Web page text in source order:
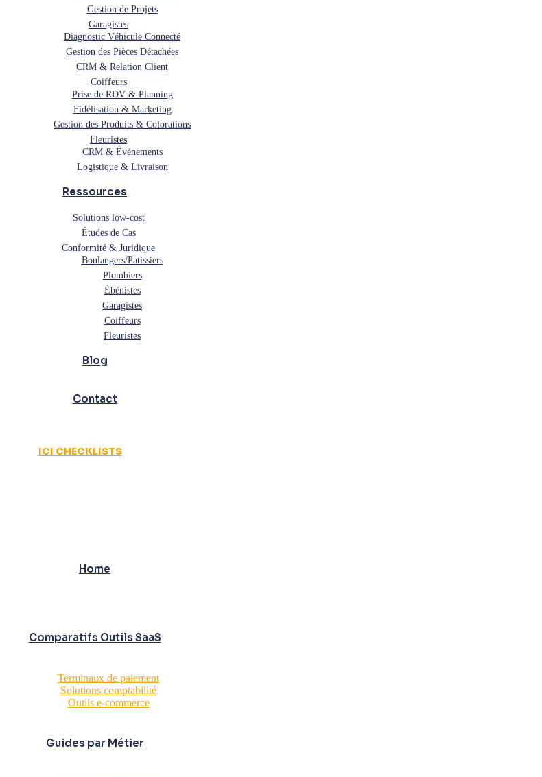
Gestion de Projets
Garagistes
Diagnostic Véhicule Connecté
Gestion des Pièces Détachées
CRM & Relation Client
Coiffeurs
Prise de RDV & Planning
Fidélisation & Marketing
Gestion des Produits & Colorations
Fleuristes
CRM & Événements
Logistique & Livraison
Ressources
Solutions low-cost
Études de Cas
Conformité & Juridique
Boulangers/Patissiers
Plombiers
Ébénistes
Garagistes
Coiffeurs
Fleuristes
Blog
Contact
ICI CHECKLISTS
Home
Comparatifs Outils SaaS
Terminaux de paiement
Solutions comptabilité
Outils e-commerce
Guides par Métier